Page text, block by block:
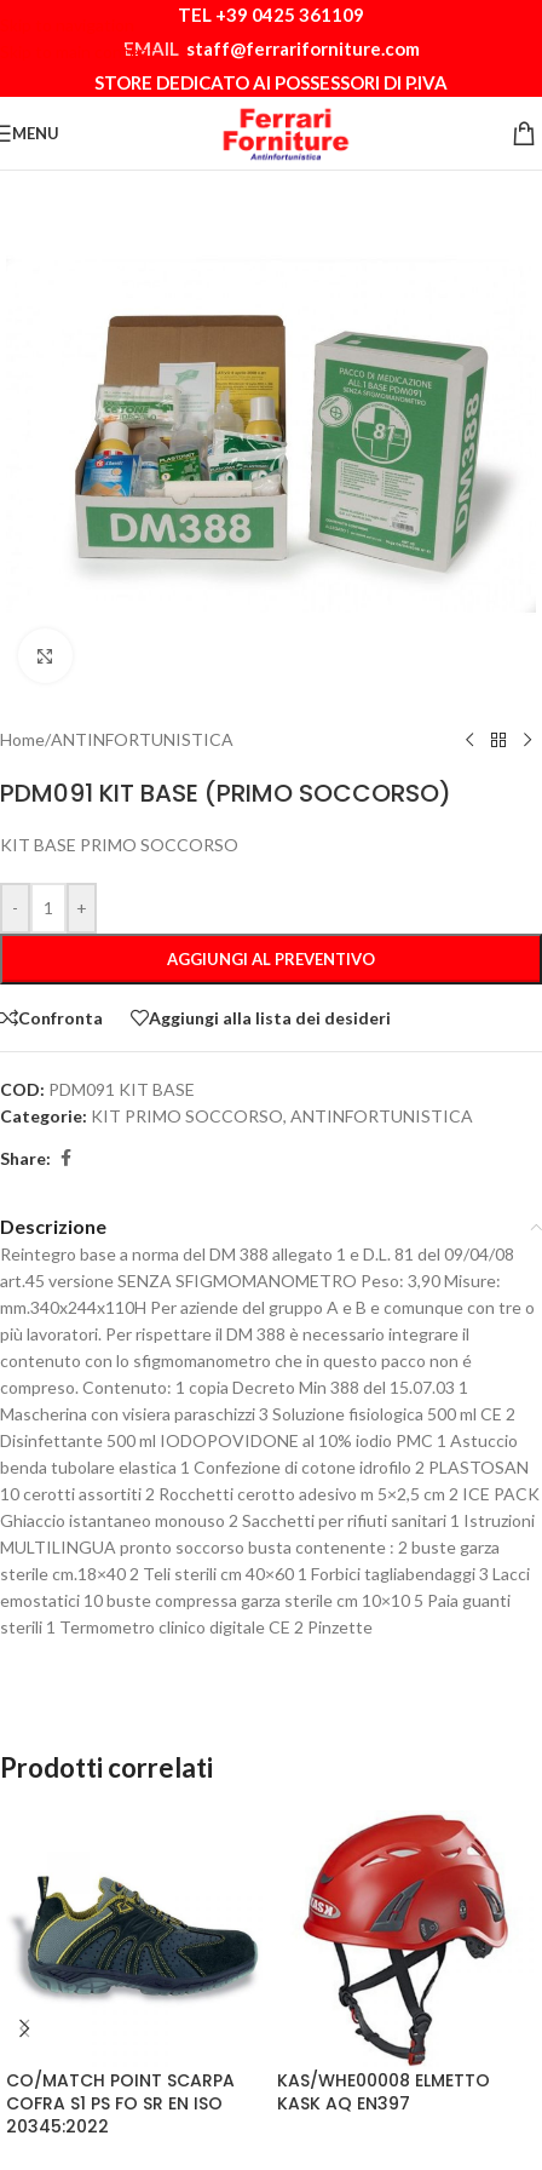
Skip to main content
TEL +39 0425 361109
EMAIL staff@ferrariforniture.com
STORE DEDICATO AI POSSESSORI DI P.IVA
MENU
Home/ANTINFORTUNISTICA
PDM091 KIT BASE (PRIMO SOCCORSO)
KIT BASE PRIMO SOCCORSO
- +
AGGIUNGI AL PREVENTIVO
Confronta Aggiungi alla lista dei desideri
COD: PDM091 KIT BASE
Categorie: KIT PRIMO SOCCORSO, ANTINFORTUNISTICA
Share:
Descrizione
Reintegro base a norma del DM 388 allegato 1 e D.L. 81 del 09/04/08
art.45 versione SENZA SFIGMOMANOMETRO Peso: 3,90 Misure:
mm.340x244x110H Per aziende del gruppo A e B e comunque con tre o
più lavoratori. Per rispettare il DM 388 è necessario integrare il
contenuto con lo sfigmomanometro che in questo pacco non é
compreso. Contenuto: 1 copia Decreto Min 388 del 15.07.03 1
Mascherina con visiera paraschizzi 3 Soluzione fisiologica 500 ml CE 2
Disinfettante 500 ml IODOPOVIDONE al 10% iodio PMC 1 Astuccio
benda tubolare elastica 1 Confezione di cotone idrofilo 2 PLASTOSAN
10 cerotti assortiti 2 Rocchetti cerotto adesivo m 5×2,5 cm 2 ICE PACK
Ghiaccio istantaneo monouso 2 Sacchetti per rifiuti sanitari 1 Istruzioni
MULTILINGUA pronto soccorso busta contenente : 2 buste garza
sterile cm.18×40 2 Teli sterili cm 40×60 1 Forbici tagliabendaggi 3 Lacci
emostatici 10 buste compressa garza sterile cm 10×10 5 Paia guanti
sterili 1 Termometro clinico digitale CE 2 Pinzette
Prodotti correlati
CO/MATCH POINT SCARPA
COFRA S1 PS FO SR EN ISO
20345:2022
KAS/WHE00008 ELMETTO
KASK AQ EN397